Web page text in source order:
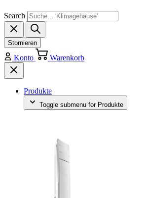
Search
Stornieren
Konto Warenkorb
Produkte
Toggle submenu for Produkte